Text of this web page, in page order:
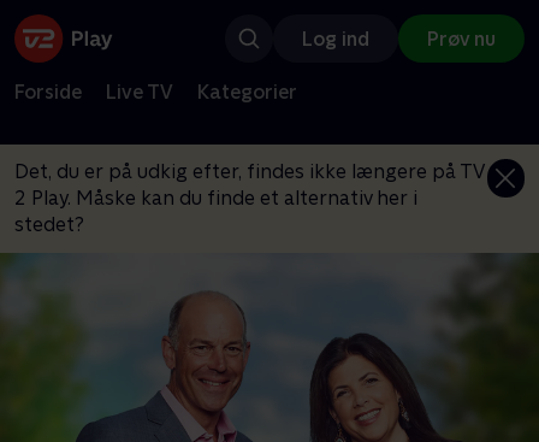
Log ind Prøv nu
Forside Live TV Kategorier
Det, du er på udkig efter, findes ikke længere på TV
2 Play. Måske kan du finde et alternativ her i
stedet?